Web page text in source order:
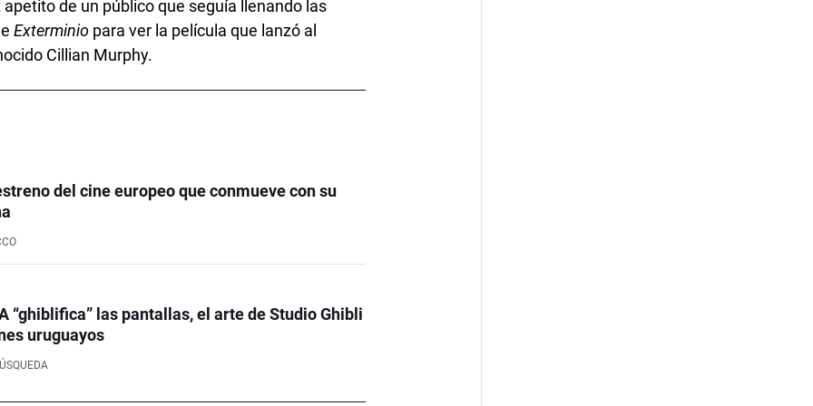
de un público que seguía llenando las
Exterminio para ver la película que lanzó al
Cillian Murphy.
del cine europeo que conmueve con su
“ghiblifica” las pantallas, el arte de Studio Ghibli
uruguayos